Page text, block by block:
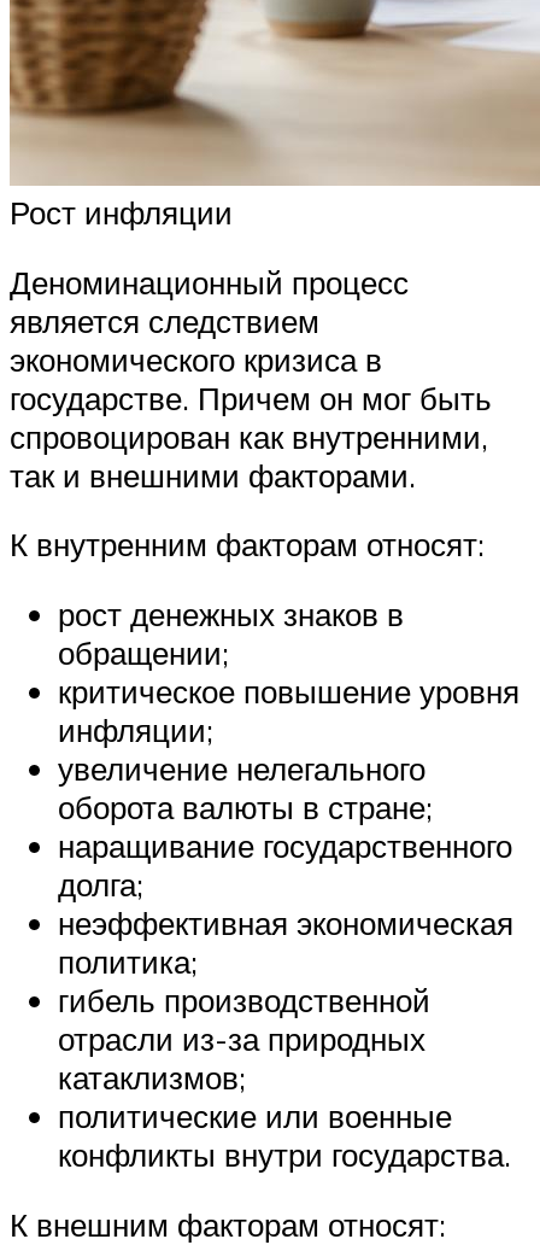
Рост инфляции
Деноминационный процесс
является следствием
экономического кризиса в
государстве. Причем он мог быть
спровоцирован как внутренними,
так и внешними факторами.
К внутренним факторам относят:
рост денежных знаков в
обращении;
критическое повышение уровня
инфляции;
увеличение нелегального
оборота валюты в стране;
наращивание государственного
долга;
неэффективная экономическая
политика;
гибель производственной
отрасли из-за природных
катаклизмов;
политические или военные
конфликты внутри государства.
К внешним факторам относят: